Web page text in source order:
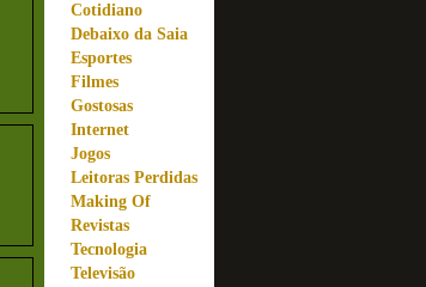
Cotidiano
Debaixo da Saia
Esportes
Filmes
Gostosas
Internet
Jogos
Leitoras Perdidas
Making Of
Revistas
Tecnologia
Televisão